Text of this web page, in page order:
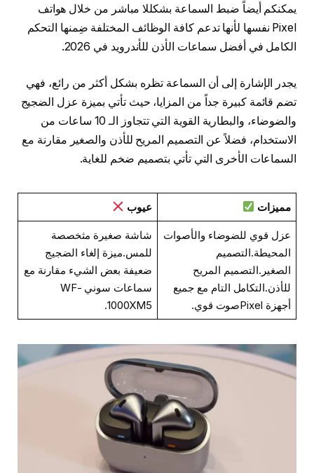
يمكنكم أيضاً ضبط السماعة بشكللا مباشر من خلال هواتف
Pixel نفسها لأنها تدعم كافة الوظائف المختلفة ضِمنها التحكم
الكامل في أفضل سماعات الأذن للأندرويد في 2026.
يجدر الإشارة إلى أن السماعة تظره بشكل أكثر من رائع، فهي
تضم قائمة كبيرة جداً من المزايا، حيث تأتي بميزة عزل الضجيج
والضوضاء، والبطارية القوية التي تتجاوز الـ 10 ساعات من
الاستخدام، فضلاً عن التصميم المريح للأذن والصغير مقارنة مع
السماعات الأخرى التي تأتي بتصميم ضخم للغاية.
مميزات عيوب
عزل قوي للضوضاء والأصوات
المحيطة.التصميم
الصغير.التصميم المريح
للأذن.التكامل التام مع جميع
أجهزة Pixelصوت قوي.
شاشة صغيرة مثخصصة
للمس.ميزة إلغاء الضجيج
ضعيفة بعض الشيء مقارنة مع
سماعات سوني WF-
1000XM5.